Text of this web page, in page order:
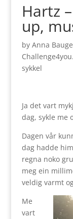
Hartz
up,
by Anna
sykkel
Ja det vart
dag, sykle me
Dagen vår
dag hadde
regna noko
meg ein
veldig varmt
Me
vart